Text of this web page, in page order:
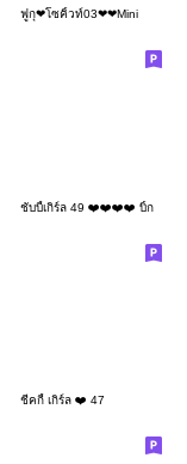
ฟูกุ❤โซคิ้วท์03❤❤Mini
ชับบี้เกิร์ล 49 ❤️❤️❤️❤️ บิ้ก
ชีคกี้ เกิร์ล ❤️ 47